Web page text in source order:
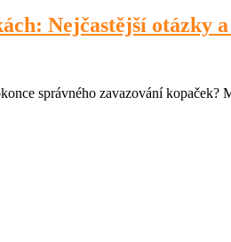
Nejčastější otázky
správného zavazování kopaček?